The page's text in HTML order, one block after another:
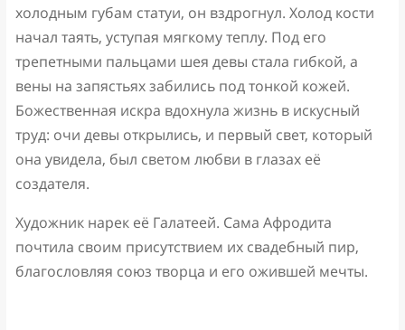
холодным губам статуи, он вздрогнул. Холод кости
начал таять, уступая мягкому теплу. Под его
трепетными пальцами шея девы стала гибкой, а
вены на запястьях забились под тонкой кожей.
Божественная искра вдохнула жизнь в искусный
труд: очи девы открылись, и первый свет, который
она увидела, был светом любви в глазах её
создателя.
Художник нарек её Галатеей. Сама Афродита
почтила своим присутствием их свадебный пир,
благословляя союз творца и его ожившей мечты.